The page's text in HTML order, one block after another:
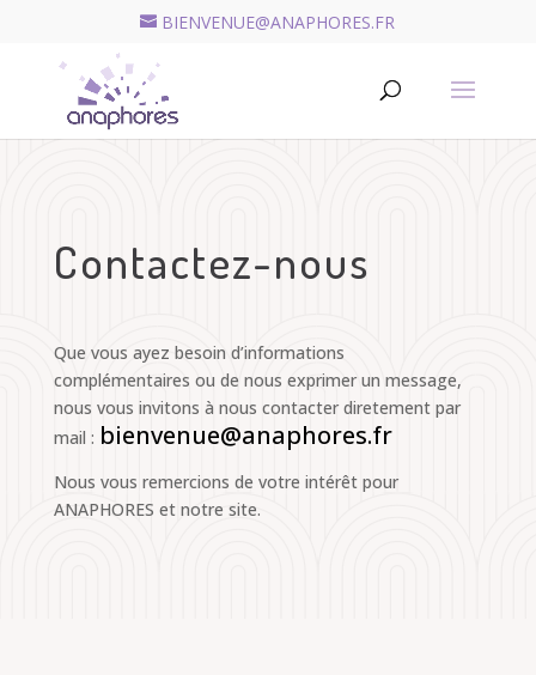
BIENVENUE@ANAPHORES.FR
Contactez-nous
Que vous ayez besoin d’informations
complémentaires ou de nous exprimer un message,
nous vous invitons à nous contacter diretement par
mail : bienvenue@anaphores.fr
Nous vous remercions de votre intérêt pour
ANAPHORES et notre site.